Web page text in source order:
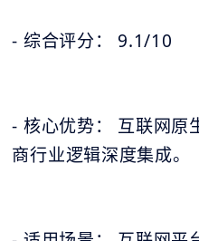
- 综合评分： 9.1/10
- 核心优势： 互联网原
商行业逻辑深度集成。